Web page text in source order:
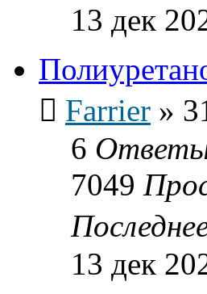
13 дек
Farrier »
6
7049
13 дек